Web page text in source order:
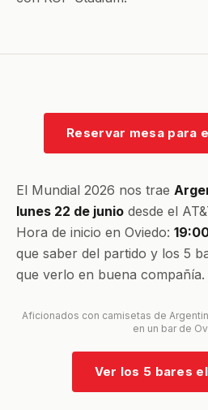
Reservar mesa para
El Mundial 2026 nos trae
lunes 22 de junio desde el
Hora de inicio en Oviedo:
que saber del partido y los 5
que verlo en buena compañía.
Aficionados con camisetas de
en un bar de
Ver los 5 bares